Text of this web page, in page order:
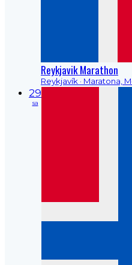
Reykjavik Marathon
Reykjavík · Maratona,
29
sa